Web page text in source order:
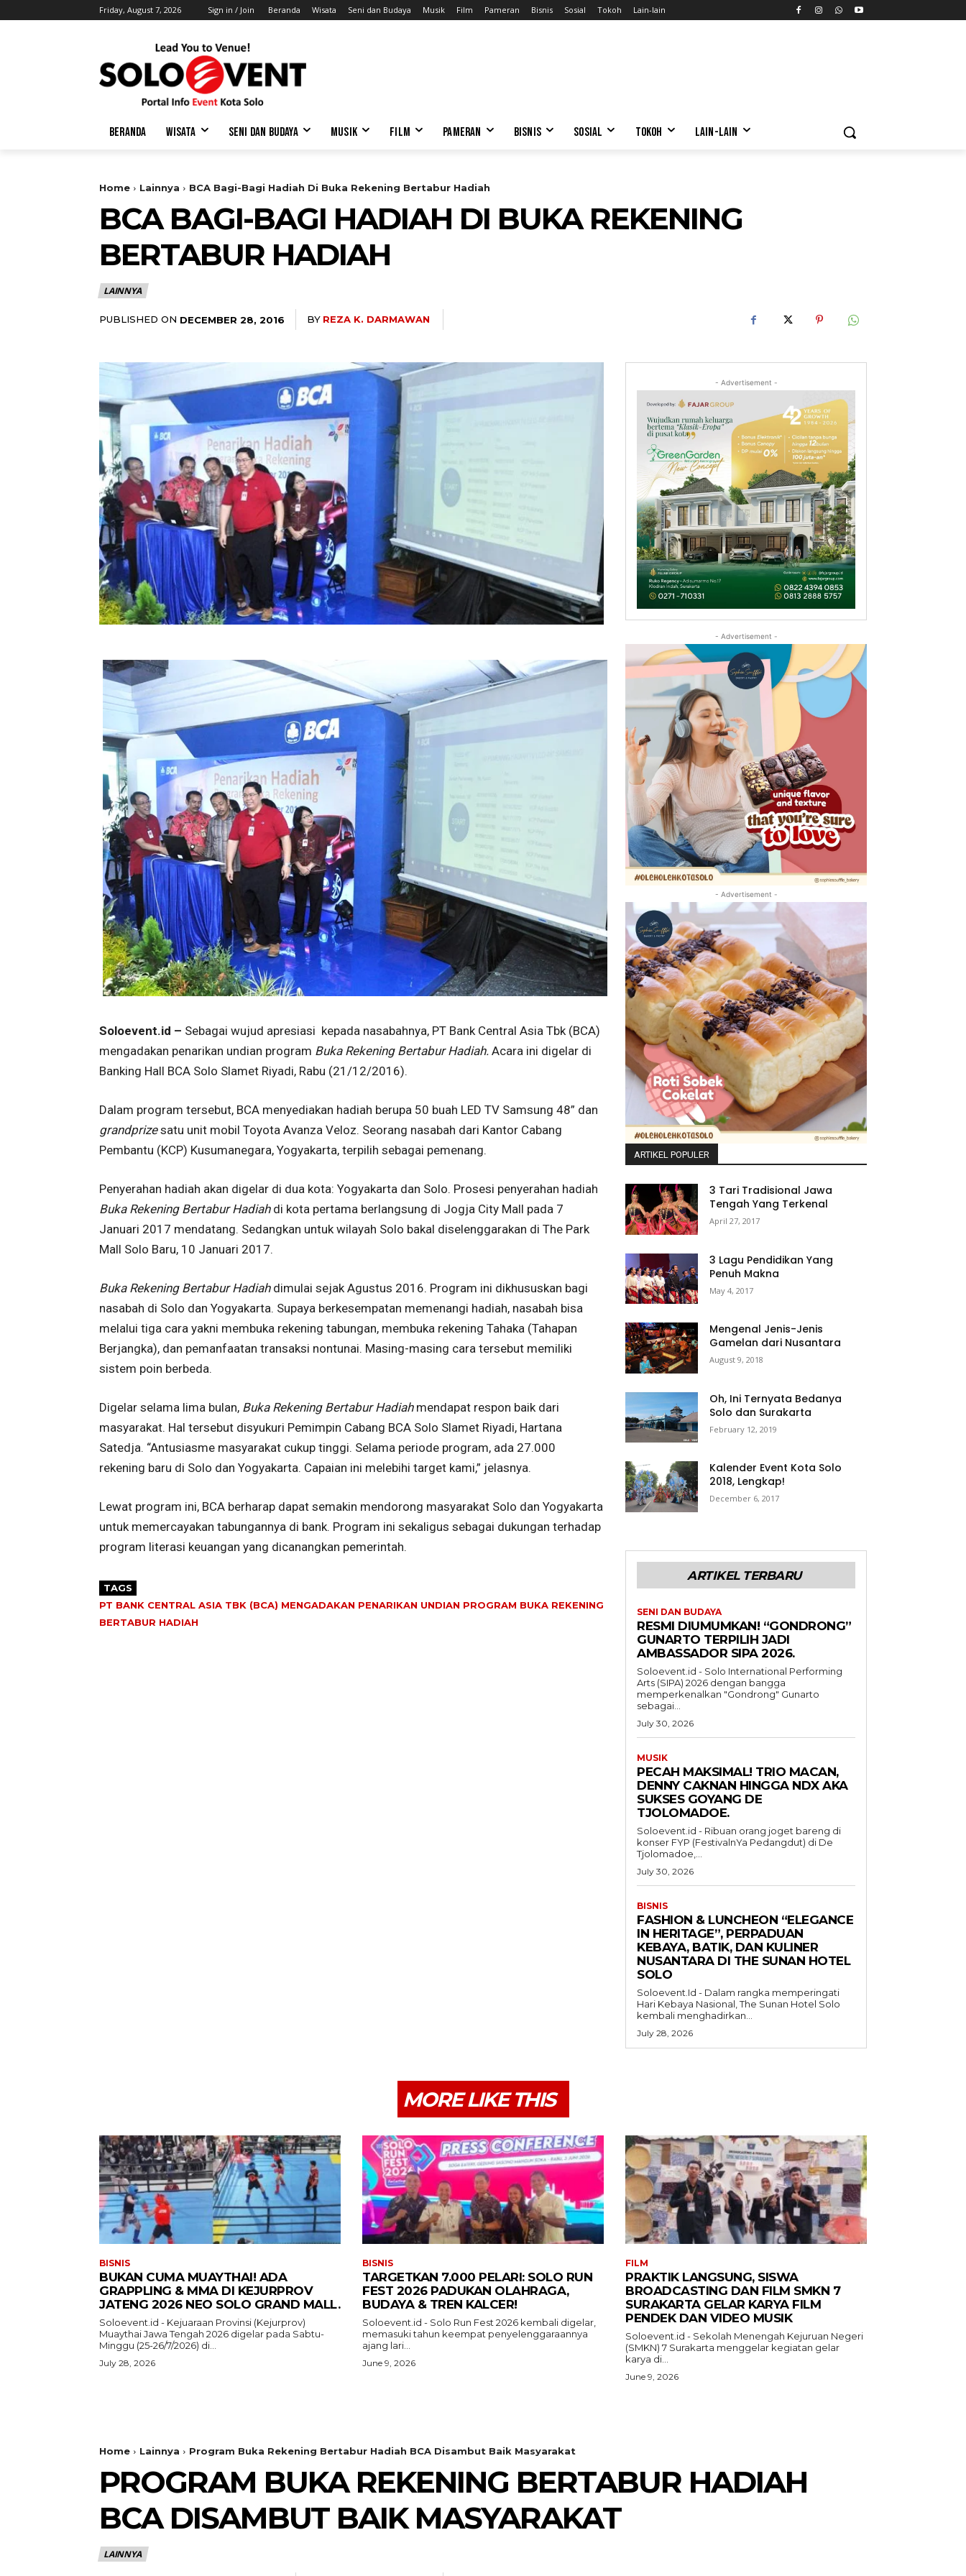
Friday, August 7, 2026 Sign in / Join Beranda Wisata Seni dan Budaya Musik Film Pameran Bisnis Sosial Tokoh Lain-lain
BERANDA WISATA SENI DAN BUDAYA MUSIK FILM PAMERAN BISNIS SOSIAL TOKOH LAIN-LAIN
Home Lainnya BCA Bagi-Bagi Hadiah Di Buka Rekening Bertabur Hadiah
BCA BAGI-BAGI HADIAH DI BUKA REKENING
BERTABUR HADIAH
LAINNYA
PUBLISHED ON DECEMBER 28, 2016 BY REZA K. DARMAWAN
- Advertisement -
Soloevent.id – Sebagai wujud apresiasi kepada nasabahnya, PT Bank Central Asia Tbk (BCA)
mengadakan penarikan undian program Buka Rekening Bertabur Hadiah. Acara ini digelar di
Banking Hall BCA Solo Slamet Riyadi, Rabu (21/12/2016).
Dalam program tersebut, BCA menyediakan hadiah berupa 50 buah LED TV Samsung 48” dan
grandprizesatu unit mobil Toyota Avanza Veloz. Seorang nasabah dari Kantor Cabang
Pembantu (KCP) Kusumanegara, Yogyakarta, terpilih sebagai pemenang.
Penyerahan hadiah akan digelar di dua kota: Yogyakarta dan Solo. Prosesi penyerahan hadiah
Buka Rekening Bertabur Hadiah di kota pertama berlangsung di Jogja City Mall pada 7
Januari 2017 mendatang. Sedangkan untuk wilayah Solo bakal diselenggarakan di The Park
Mall Solo Baru, 10 Januari 2017.
Buka Rekening Bertabur Hadiah dimulai sejak Agustus 2016. Program ini dikhususkan bagi
nasabah di Solo dan Yogyakarta. Supaya berkesempatan memenangi hadiah, nasabah bisa
melalui tiga cara yakni membuka rekening tabungan, membuka rekening Tahaka (Tahapan
Berjangka), dan pemanfaatan transaksi nontunai. Masing-masing cara tersebut memiliki
sistem poin berbeda.
Digelar selama lima bulan, Buka Rekening Bertabur Hadiah mendapat respon baik dari
masyarakat. Hal tersebut disyukuri Pemimpin Cabang BCA Solo Slamet Riyadi, Hartana
Satedja. “Antusiasme masyarakat cukup tinggi. Selama periode program, ada 27.000
rekening baru di Solo dan Yogyakarta. Capaian ini melebihi target kami,” jelasnya.
Lewat program ini, BCA berharap dapat semakin mendorong masyarakat Solo dan Yogyakarta
untuk memercayakan tabungannya di bank. Program ini sekaligus sebagai dukungan terhadap
program literasi keuangan yang dicanangkan pemerintah.
TAGS
PT BANK CENTRAL ASIA TBK (BCA) MENGADAKAN PENARIKAN UNDIAN PROGRAM BUKA REKENING
BERTABUR HADIAH
- Advertisement -
- Advertisement -
ARTIKEL POPULER
3 Tari Tradisional Jawa
Tengah Yang Terkenal
April 27, 2017
3 Lagu Pendidikan Yang
Penuh Makna
May 4, 2017
Mengenal Jenis-Jenis
Gamelan dari Nusantara
August 9, 2018
Oh, Ini Ternyata Bedanya
Solo dan Surakarta
February 12, 2019
Kalender Event Kota Solo
2018, Lengkap!
December 6, 2017
ARTIKEL TERBARU
SENI DAN BUDAYA
RESMI DIUMUMKAN! “GONDRONG”
GUNARTO TERPILIH JADI
AMBASSADOR SIPA 2026.
Soloevent.id - Solo International Performing
Arts (SIPA) 2026 dengan bangga
memperkenalkan "Gondrong" Gunarto
sebagai...
July 30, 2026
MUSIK
PECAH MAKSIMAL! TRIO MACAN,
DENNY CAKNAN HINGGA NDX AKA
SUKSES GOYANG DE
TJOLOMADOE.
Soloevent.id - Ribuan orang joget bareng di
konser FYP (FestivalnYa Pedangdut) di De
Tjolomadoe,...
July 30, 2026
BISNIS
FASHION & LUNCHEON “ELEGANCE
IN HERITAGE”, PERPADUAN
KEBAYA, BATIK, DAN KULINER
NUSANTARA DI THE SUNAN HOTEL
SOLO
Soloevent.Id - Dalam rangka memperingati
Hari Kebaya Nasional, The Sunan Hotel Solo
kembali menghadirkan...
July 28, 2026
MORE LIKE THIS
BISNIS
BUKAN CUMA MUAYTHAI! ADA
GRAPPLING & MMA DI KEJURPROV
JATENG 2026 NEO SOLO GRAND MALL.
Soloevent.id - Kejuaraan Provinsi (Kejurprov)
Muaythai Jawa Tengah 2026 digelar pada Sabtu-
Minggu (25-26/7/2026) di...
July 28, 2026
BISNIS
TARGETKAN 7.000 PELARI: SOLO RUN
FEST 2026 PADUKAN OLAHRAGA,
BUDAYA & TREN KALCER!
Soloevent.id - Solo Run Fest 2026 kembali digelar,
memasuki tahun keempat penyelenggaraannya
ajang lari...
June 9, 2026
FILM
PRAKTIK LANGSUNG, SISWA
BROADCASTING DAN FILM SMKN 7
SURAKARTA GELAR KARYA FILM
PENDEK DAN VIDEO MUSIK
Soloevent.id - Sekolah Menengah Kejuruan Negeri
(SMKN) 7 Surakarta menggelar kegiatan gelar
karya di...
June 9, 2026